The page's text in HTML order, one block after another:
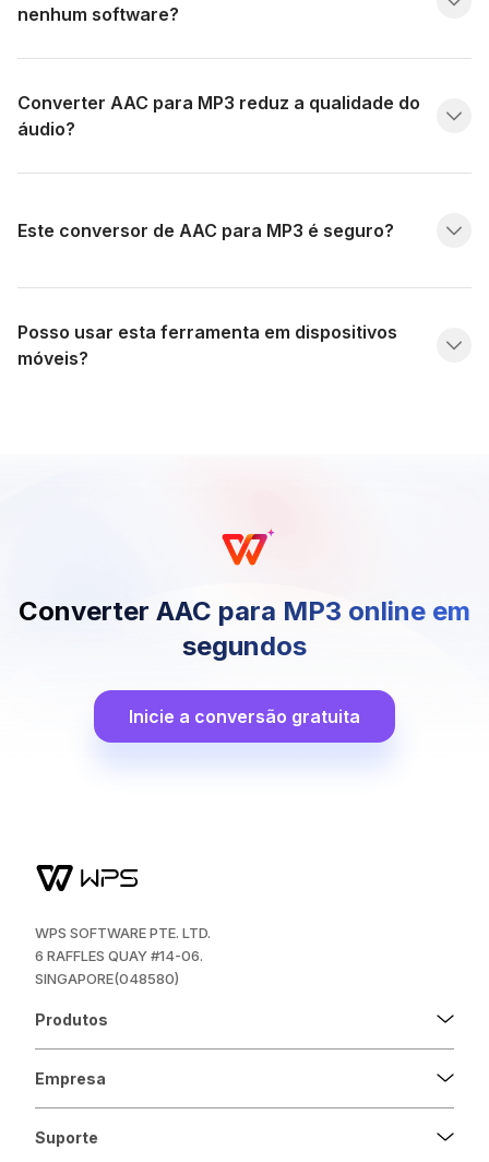
nenhum software?
Converter AAC para MP3 reduz a qualidade do
áudio?
Este conversor de AAC para MP3 é seguro?
Posso usar esta ferramenta em dispositivos
móveis?
Converter AAC para MP3 online em
segundos
Inicie a conversão gratuita
WPS SOFTWARE PTE. LTD.
6 RAFFLES QUAY #14-06.
SINGAPORE(048580)
Produtos
Empresa
Suporte